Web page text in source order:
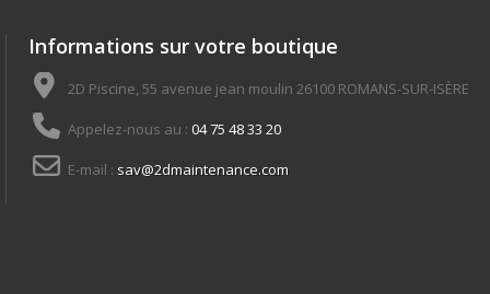
Informations sur votre boutique
2D Piscine, 55 avenue jean moulin 26100 ROMANS-SUR-ISÈRE
Appelez-nous au : 04 75 48 33 20
E-mail : sav@2dmaintenance.com